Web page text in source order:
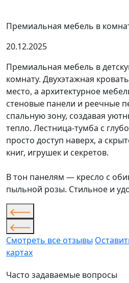
Премиальная мебель в
20.12.2025
Премиальная мебель в
комнату. Двухэтажная
место, а архитектурное
стеновые панели и реечные
спальную зону, создавая
тепло. Лестница-тумба с
просто доступ наверх, а
книг, игрушек и секретов.
В тон панелям — кресло с
пыльной розы. Стильное и
Смотреть все отзывы
картах
Часто задаваемые вопросы